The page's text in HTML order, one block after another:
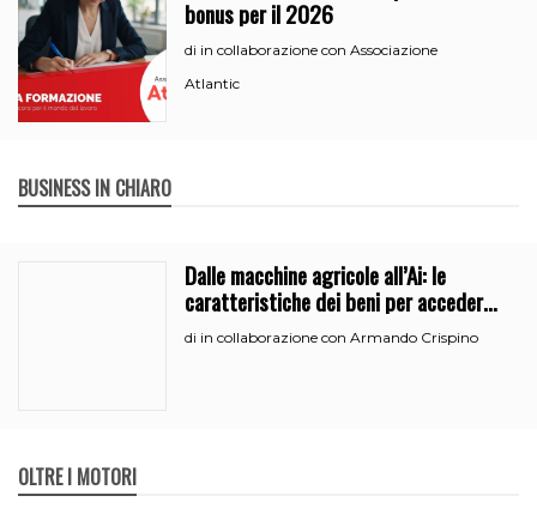
bonus per il 2026
di in collaborazione con Associazione
Atlantic
BUSINESS IN CHIARO
Dalle macchine agricole all’Ai: le
caratteristiche dei beni per accedere
all’iperammortamento
di in collaborazione con Armando Crispino
OLTRE I MOTORI